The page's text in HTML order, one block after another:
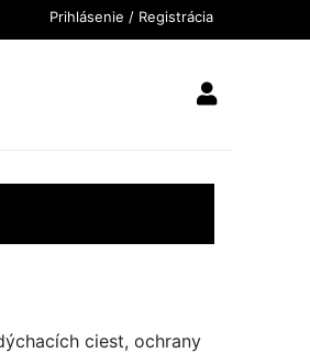
Prihlásenie / Registrácia
ciest, ochrany